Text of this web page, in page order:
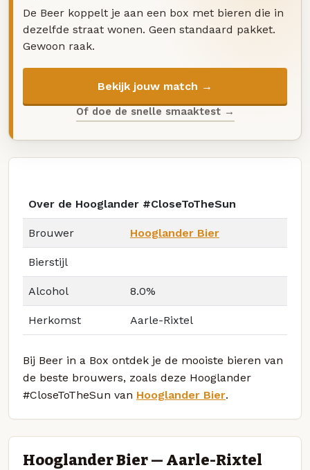
De Beer koppelt je aan een box met bieren die in
dezelfde straat wonen. Geen standaard pakket.
Gewoon raak.
Bekijk jouw match →
Of doe de snelle smaaktest →
Over de Hooglander #CloseToTheSun
Brouwer Hooglander Bier
Bierstijl
Alcohol 8.0%
Herkomst Aarle-Rixtel
Bij Beer in a Box ontdek je de mooiste bieren van
de beste brouwers, zoals deze Hooglander
#CloseToTheSun van Hooglander Bier.
Hooglander Bier — Aarle-Rixtel